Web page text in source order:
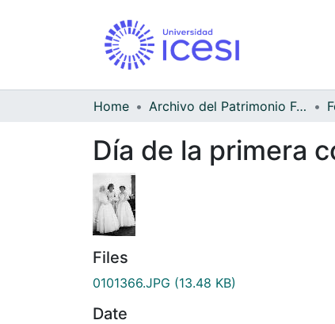
Home Archivo del Patrimonio Fotográfico y Fílmico del Valle del Cauca
Día de la primera
Files
0101366.JPG (13.48 KB)
Date